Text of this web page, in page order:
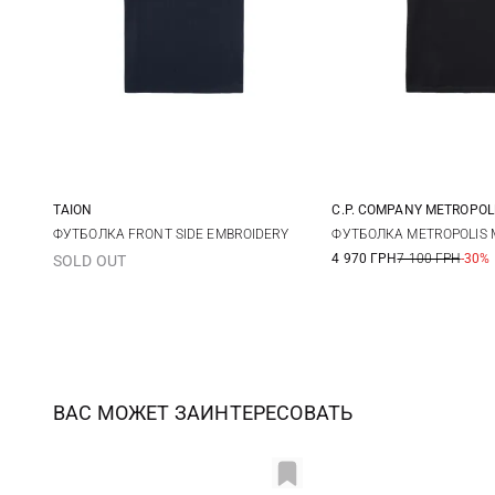
M L XL XXL
TAION
ФУТБОЛКА FRONT SIDE EMBROIDERY
SOLD OUT
S M
C.P. COMPANY
ФУТБОЛКА METROPOLIS
4 970 ГРН7 100 ГРН-30%
ВАС МОЖЕТ ЗАИНТЕРЕСОВАТЬ